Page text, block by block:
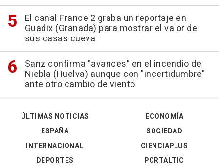
El canal France 2 graba un reportaje en
Guadix (Granada) para mostrar el valor de
sus casas cueva
Sanz confirma "avances" en el incendio de
Niebla (Huelva) aunque con "incertidumbre"
ante otro cambio de viento
ÚLTIMAS NOTICIAS
ESPAÑA
INTERNACIONAL
DEPORTES
ECONOMÍA
SOCIEDAD
CIENCIAPLUS
PORTALTIC